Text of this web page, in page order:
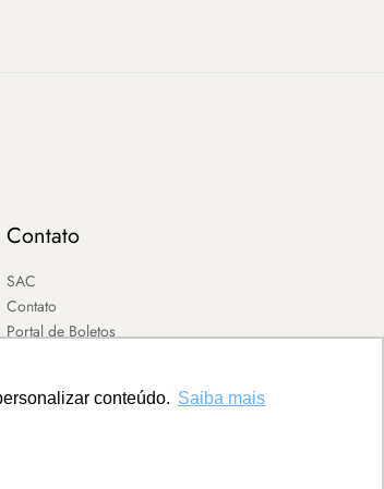
conteúdo. Saiba mais
Contato
SAC
Contato
Portal de Boletos